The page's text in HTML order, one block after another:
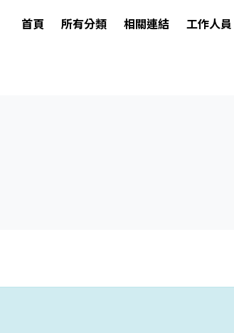
首頁 所有分類 相關連結 工作人員